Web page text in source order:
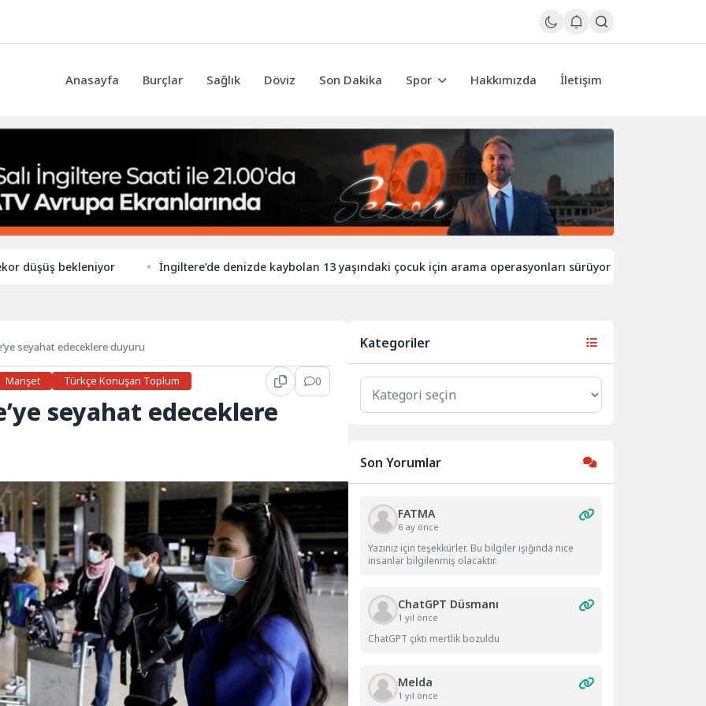
Anasayfa Burçlar Sağlık Döviz Son Dakika Spor Hakkımızda İletişim
bekleniyor İngiltere’de denizde kaybolan 13 yaşındaki çocuk için arama operasyonları sürüyor İngiltere’de
seyahat edeceklere duyuru
Manşet Türkçe Konuşan Toplum 0
seyahat edeceklere
Kategoriler
Kategoriler
Son Yorumlar
FATMA
6 ay önce
Yazınız için teşekkürler. Bu bilgiler ışığında nice
insanlar bilgilenmiş olacaktır.
ChatGPT Düsmanı
1 yıl önce
ChatGPT çıktı mertlik bozuldu
Melda
1 yıl önce